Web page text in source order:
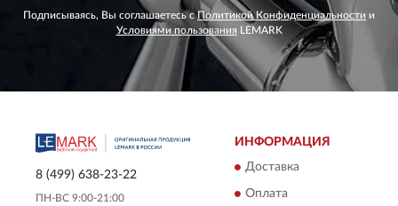
Подписываясь, Вы соглашаетесь сПолитикой Конфиденциальности и
Условиями пользования LEMARK
8 (499) 638-23-22
ПН-ВС 9:00-21:00
ИНФОРМАЦИЯ
Доставка
Оплата